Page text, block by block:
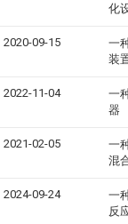
化
2020-09-15
一
装
2022-11-04
一
器
2021-02-05
一
混
2024-09-24
一
反